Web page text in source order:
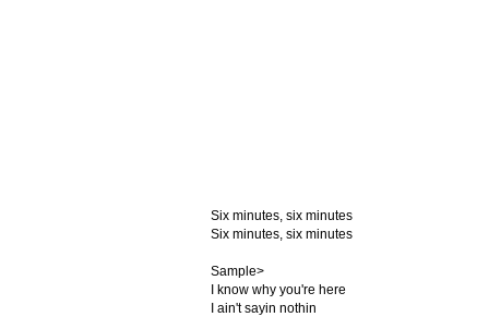
Six minutes, six minutes
Six minutes, six minutes
Sample>
I know why you're here
I ain't sayin nothin